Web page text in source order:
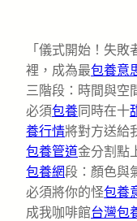
「儀式開始！失
裡，成為最包養意
三階段：時間與空
必須包養同時在十
養行情將對方送給
包養管道金分割點
包養網段：顏色與
必須將你的怪包養
成我咖啡館台灣包